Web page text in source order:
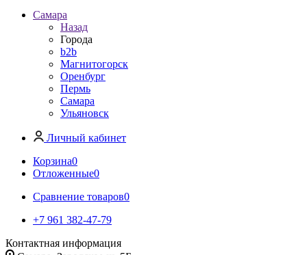
Самара
Назад
Города
b2b
Магнитогорск
Оренбург
Пермь
Самара
Ульяновск
Личный кабинет
Корзина0
Отложенные0
Сравнение товаров0
+7 961 382-47-79
Контактная информация